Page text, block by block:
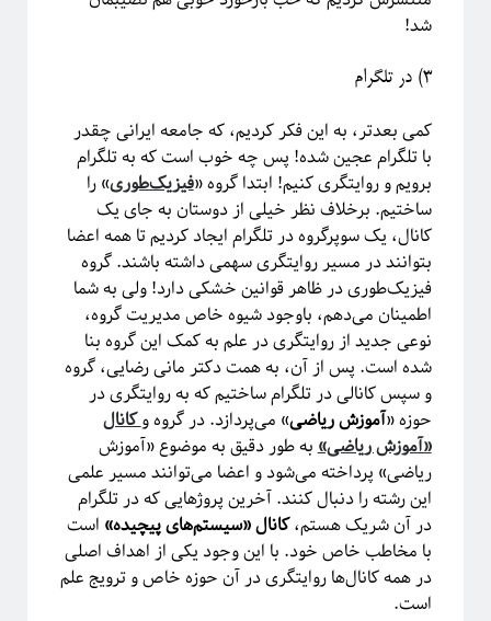
شد!
۳) در تلگرام
کمی بعدتر، به این فکر کردیم، که جامعه ایرانی چقدر
با تلگرام عجین شده! پس چه خوب است که به تلگرام
برویم و روایتگری کنیم! ابتدا گروه «فیزیک‌طوری» را
ساختیم. برخلاف نظر خیلی از دوستان به جای یک
کانال، یک سوپرگروه در تلگرام ایجاد کردیم تا همه اعضا
بتوانند در مسیر روایتگری سهمی داشته باشند. گروه
فیزیک‌طوری در ظاهر قوانین خشکی دارد! ولی به شما
اطمینان می‌دهم، باوجود شیوه خاص مدیریت گروه،
نوعی جدید از روایتگری در علم به کمک این گروه بنا
شده است. پس از آن، به همت دکتر مانی رضایی، گروه
و سپس کانالی در تلگرام ساختیم که به روایتگری در
حوزه «آموزش ریاضی» می‌پردازد. در گروه وکانال
«آموزش ریاضی»به طور دقیق به موضوع «آموزش
ریاضی» پرداخته می‌شود و اعضا می‌توانند مسیر علمی
این رشته را دنبال کنند. آخرین پروژهایی که در تلگرام
در آن شریک هستم،کانال «سیستم‌های پیچیده» است
با مخاطب‌ خاص خود. با این وجود یکی از اهداف اصلی
در همه کانال‌ها روایتگری در آن حوزه خاص و ترویج علم
است.